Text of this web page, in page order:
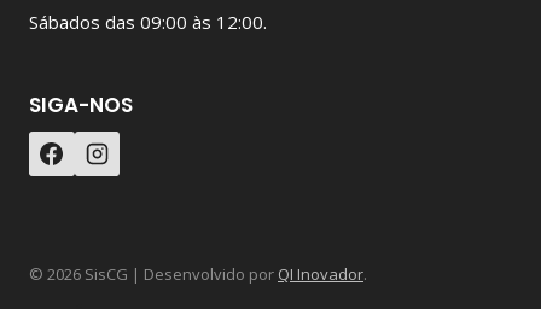
Sábados das 09:00 às 12:00.
SIGA-NOS
© 2026 SisCG | Desenvolvido por QI Inovador.